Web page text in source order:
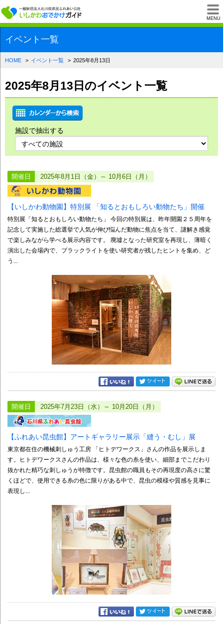
MENU
一般財団法人石川
イベント一覧
HOME イベント一覧 2025年8月13日
2025年8月13日のイベント一覧
施設で抽出する
開催日 2025年8月1日（金）～ 10月6日（月）
【いしかわ動物園】特別展 「知るとおもしろい動物たち」開催
特別展「知るとおもしろい動物たち」 今回の特別展は、昨年開園２５周年を
記念して実施した総選挙で人気が伸び悩んだ動物に焦点を当て、謎解き感覚
で楽しみながら学べる展示内容です。 廃墟となった研究室を再現し、薄暗く
演出した会場内で、ブラックライトを使い研究者が残したヒントを集め、ど
う...
開催日 2025年7月23日（水）～ 10月20日（月）
【ふれあい昆虫館】アートギャラリー展示「縫う・むし」展
東京都在住の機械刺しゅう工房 「ヒトデワークス」さんの作品を展示しま
す。ヒトデワークスさんの作品は、様々な色の糸を使い、細部までこだわり
抜かれた精巧な刺しゅうが特徴です。昆虫館の職員もその再現度の高さに驚
くほどで、使用できる糸の色に限りがある中で、昆虫の模様や質感を見事に
表現し...